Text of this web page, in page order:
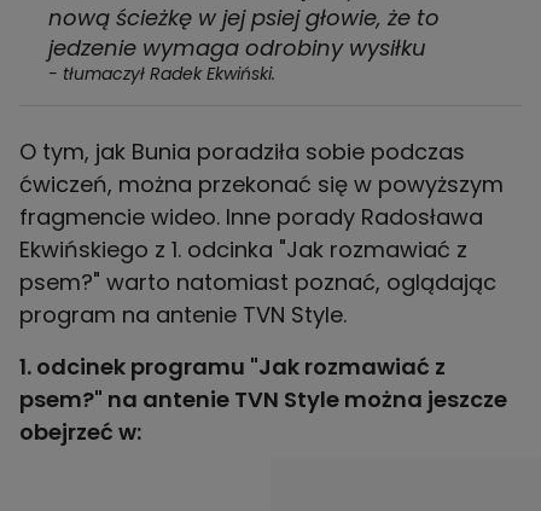
nową ścieżkę w jej psiej głowie, że to
jedzenie wymaga odrobiny wysiłku
- tłumaczył Radek Ekwiński.
O tym, jak Bunia poradziła sobie podczas
ćwiczeń, można przekonać się w powyższym
fragmencie wideo. Inne porady Radosława
Ekwińskiego z 1. odcinka "Jak rozmawiać z
psem?" warto natomiast poznać, oglądając
program na antenie TVN Style.
1. odcinek programu "Jak rozmawiać z
psem?" na antenie TVN Style można jeszcze
obejrzeć w: